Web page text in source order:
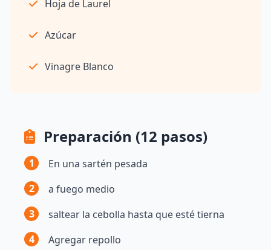
Hoja de Laurel
Azúcar
Vinagre Blanco
Preparación (12 pasos)
1
En una sartén pesada
2
a fuego medio
3
saltear la cebolla hasta que esté tierna
4
Agregar repollo